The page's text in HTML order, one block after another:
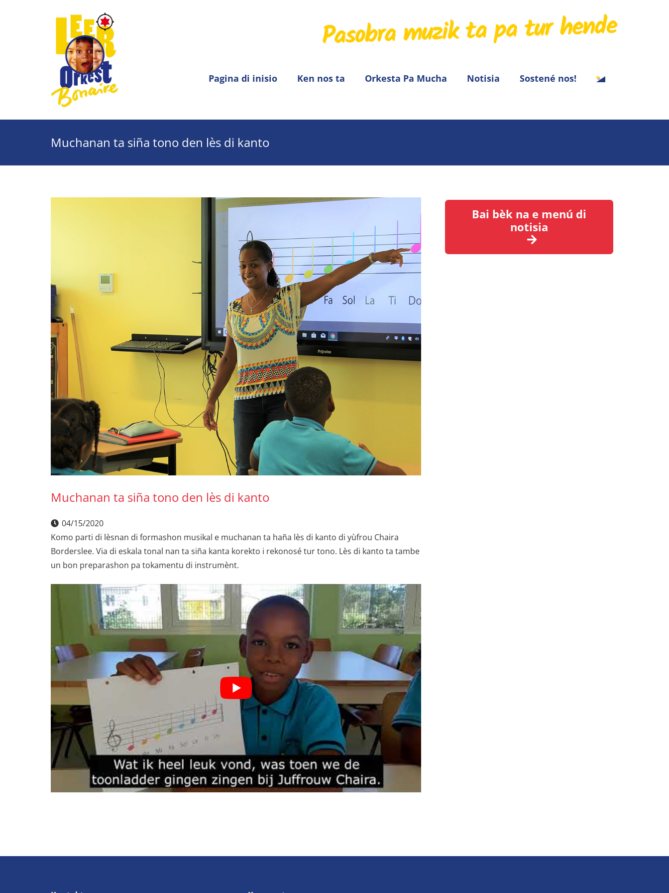
Pagina di inisio Ken nos ta Orkesta Pa Mucha Notisia Sostené nos!
Muchanan ta siña tono den lès di kanto
Muchanan ta siña tono den lès di kanto
04/15/2020
Komo parti di lèsnan di formashon musikal e muchanan ta haña lès di kanto di yùfrou Chaira
Borderslee. Via di eskala tonal nan ta siña kanta korekto i rekonosé tur tono. Lès di kanto ta tambe
un bon preparashon pa tokamentu di instrumènt.
Bai bèk na e menú di
notisia